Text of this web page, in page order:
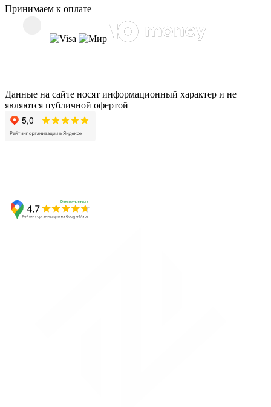
Принимаем к оплате
Данные на сайте носят информационный характер и не
являются публичной офертой